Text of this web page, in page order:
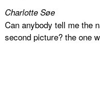
Charlotte Søe
Can anybody tell me the
second picture? the one